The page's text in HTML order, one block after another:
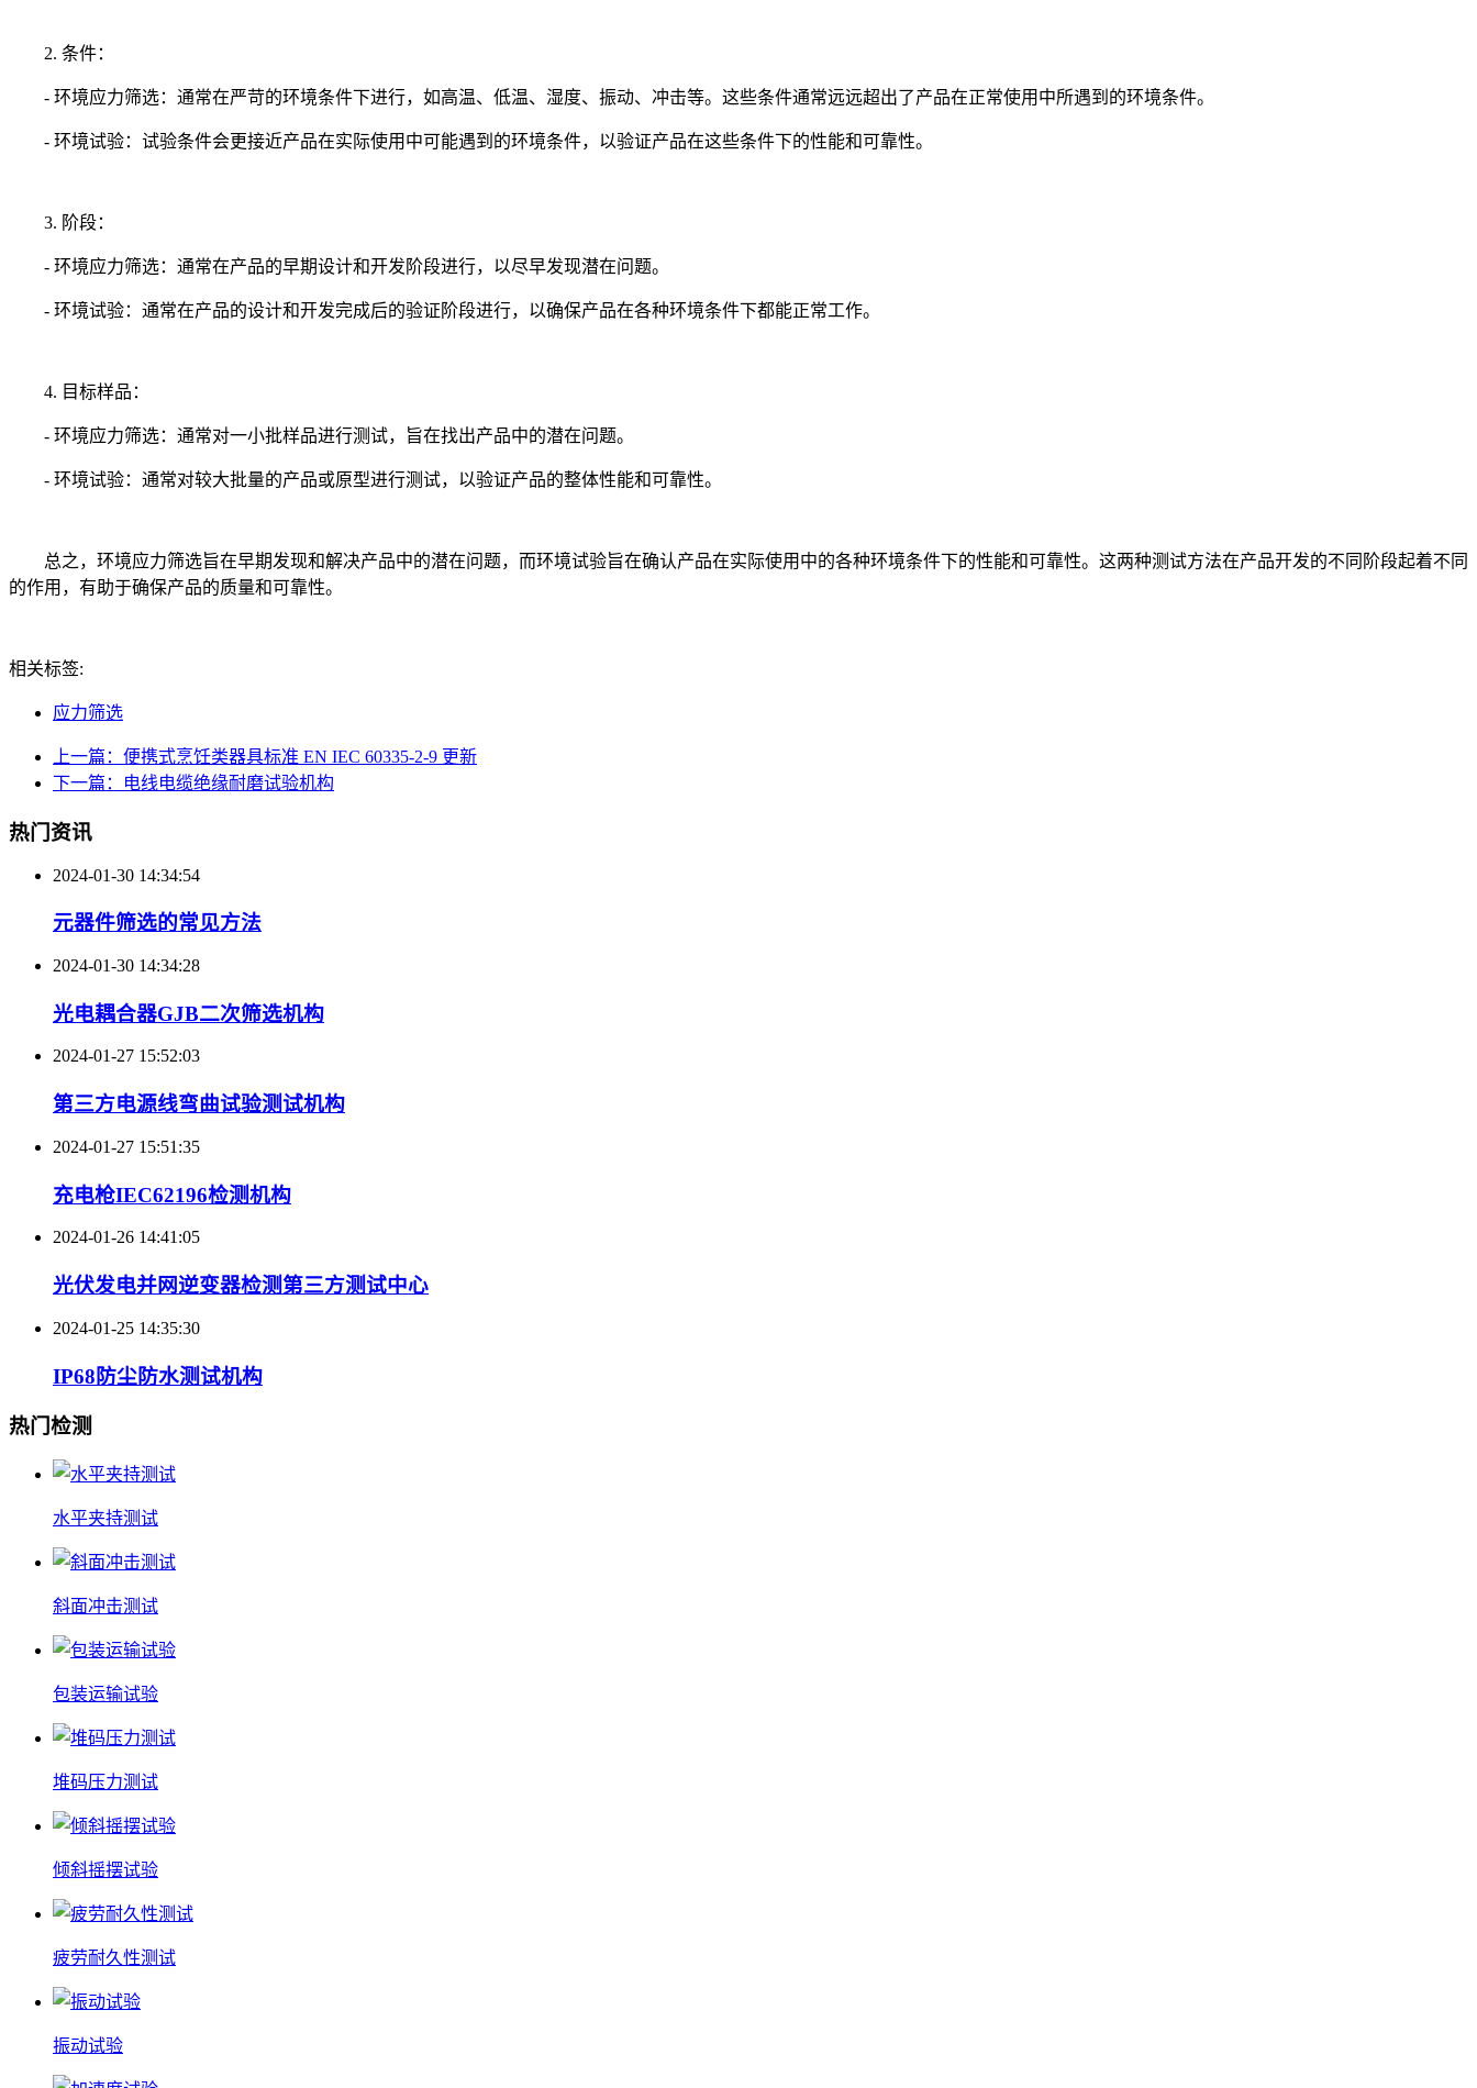
2. 条件：
- 环境应力筛选：通常在严苛的环境条件下进行，如高温、低温、湿度、振动、冲击等。这些条件通常远远超出了产品在正常使用中所遇到的环境条件。
- 环境试验：试验条件会更接近产品在实际使用中可能遇到的环境条件，以验证产品在这些条件下的性能和可靠性。
3. 阶段：
- 环境应力筛选：通常在产品的早期设计和开发阶段进行，以尽早发现潜在问题。
- 环境试验：通常在产品的设计和开发完成后的验证阶段进行，以确保产品在各种环境条件下都能正常工作。
4. 目标样品：
- 环境应力筛选：通常对一小批样品进行测试，旨在找出产品中的潜在问题。
- 环境试验：通常对较大批量的产品或原型进行测试，以验证产品的整体性能和可靠性。
总之，环境应力筛选旨在早期发现和解决产品中的潜在问题，而环境试验旨在确认产品在实际使用中的各种环境条件下的性能和可靠性。这两种测试方法在产品开发的不同阶段起着不同
的作用，有助于确保产品的质量和可靠性。
相关标签:
应力筛选
上一篇：便携式烹饪类器具标准 EN IEC 60335-2-9 更新
下一篇：电线电缆绝缘耐磨试验机构
热门资讯
2024-01-30 14:34:54
元器件筛选的常见方法
2024-01-30 14:34:28
光电耦合器GJB二次筛选机构
2024-01-27 15:52:03
第三方电源线弯曲试验测试机构
2024-01-27 15:51:35
充电枪IEC62196检测机构
2024-01-26 14:41:05
光伏发电并网逆变器检测第三方测试中心
2024-01-25 14:35:30
IP68防尘防水测试机构
热门检测
水平夹持测试
斜面冲击测试
包装运输试验
堆码压力测试
倾斜摇摆试验
疲劳耐久性测试
振动试验